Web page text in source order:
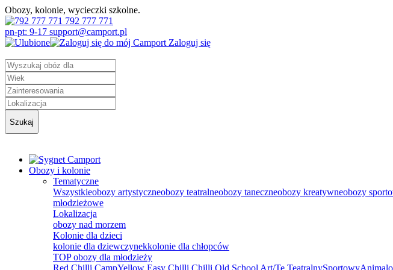
Obozy, kolonie, wycieczki szkolne.
792 777 771
pn-pt: 9-17 support@camport.pl
Zaloguj się
Szukaj
Obozy i kolonie
Tematyczne
Wszystkieobozy artystyczneobozy teatralneobozy taneczneobozy kreatywneobozy
młodzieżowe
Lokalizacja
obozy nad morzem
Kolonie dla dzieci
kolonie dla dziewczynekkolonie dla chłopców
TOP obozy dla młodzieży
Red Chilli CampYellow Easy Chilli Chilli Old School Art/Te TeatralnySportowy